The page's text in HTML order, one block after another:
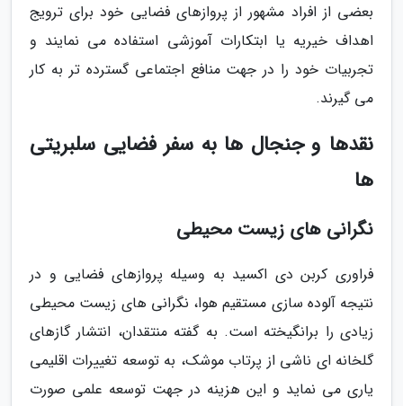
بعضی از افراد مشهور از پروازهای فضایی خود برای ترویج
اهداف خیریه یا ابتکارات آموزشی استفاده می نمایند و
تجربیات خود را در جهت منافع اجتماعی گسترده تر به کار
می گیرند.
نقدها و جنجال ها به سفر فضایی سلبریتی
ها
نگرانی های زیست محیطی
فراوری کربن دی اکسید به وسیله پروازهای فضایی و در
نتیجه آلوده سازی مستقیم هوا، نگرانی های زیست محیطی
زیادی را برانگیخته است. به گفته منتقدان، انتشار گازهای
گلخانه ای ناشی از پرتاب موشک، به توسعه تغییرات اقلیمی
یاری می نماید و این هزینه در جهت توسعه علمی صورت